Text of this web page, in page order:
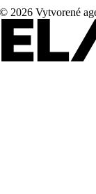
2026 Vytvorené